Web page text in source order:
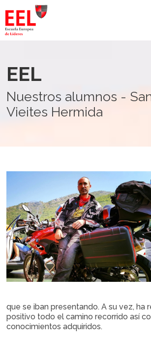
EEL
Nuestros alumnos -
Vieites Hermida
que se iban presentando. A su vez, ha
positivo todo el camino recorrido así
conocimientos adquiridos.